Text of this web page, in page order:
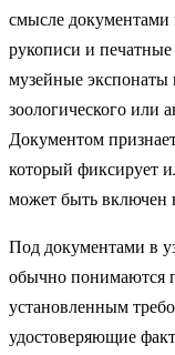
смысле документами
рукописи и печатные
музейные экспонаты
зоологического или
Документом
который фиксирует
может быть включен
Под документами в
обычно понимаются
установленным
удостоверяющие